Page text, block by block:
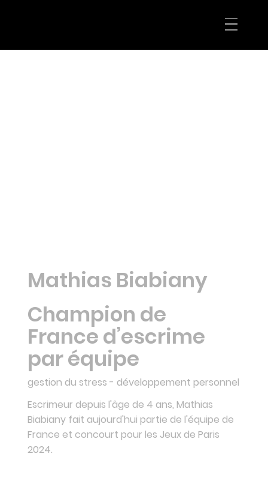
Mathias Biabiany
Champion de
France d’escrime
par équipe
gestion du stress - développement personnel
Escrimeur depuis l'âge de 4 ans, Mathias
Biabiany fait aujourd'hui partie de l'équipe de
France et concourt pour les Jeux de Paris
2024.